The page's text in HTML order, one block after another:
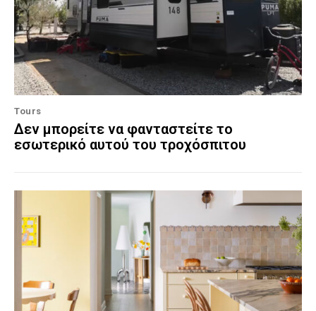
Tours
Δεν μπορείτε να φανταστείτε το
εσωτερικό αυτού του τροχόσπιτου